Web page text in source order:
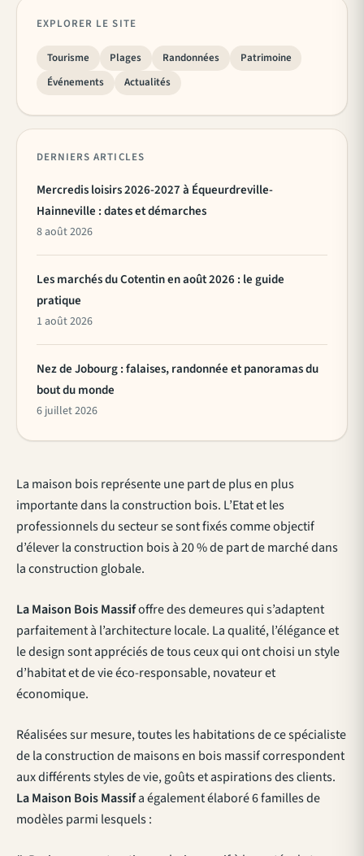
La maison bois représente une part de plus en plus
importante dans la construction bois. L’Etat et les
professionnels du secteur se sont fixés comme objectif
d’élever la construction bois à 20 % de part de marché dans
la construction globale.
La Maison BoisMassifoffre des demeures qui s’adaptent
parfaitement à l’architecture locale. La qualité, l’élégance et
le design sont appréciés de tous ceux qui ont choisi un style
d’habitat et de vie éco-responsable, novateur et
économique.
Réalisées sur mesure, toutes les habitations de ce spécialiste
de la construction de maisons en bois massif correspondent
aux différents styles de vie, goûts et aspirations des clients.
La Maison Bois Massifa également élaboré 6 familles de
modèles parmi lesquels :
EXPLORER LE SITE
Tourisme Plages Randonnées
Patrimoine
Événements
Actualités
DERNIERS ARTICLES
Mercredis loisirs 2026-2027 à Équeurdreville-
Hainneville : dates et démarches
8 août 2026
Les marchés du Cotentin en août 2026 : le guide
pratique
1 août 2026
Nez de Jobourg : falaises, randonnée et panoramas du
bout du monde
6 juillet 2026